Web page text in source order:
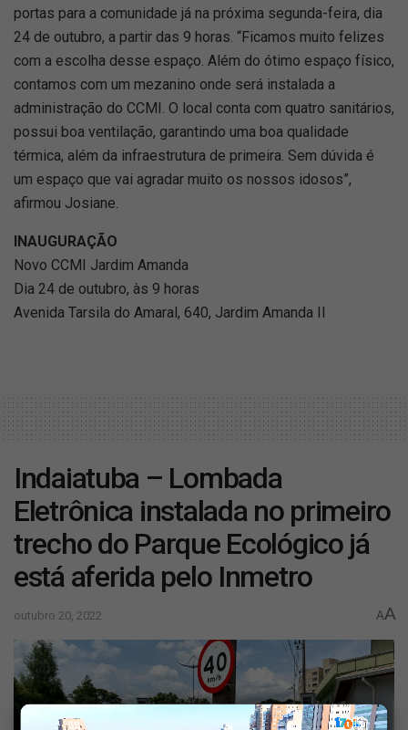
portas para a comunidade já na próxima segunda-feira, dia
24 de outubro, a partir das 9 horas. “Ficamos muito felizes
com a escolha desse espaço. Além do ótimo espaço físico,
contamos com um mezanino onde será instalada a
administração do CCMI. O local conta com quatro sanitários,
possui boa ventilação, garantindo uma boa qualidade
térmica, além da infraestrutura de primeira. Sem dúvida é
um espaço que vai agradar muito os nossos idosos”,
afirmou Josiane.
INAUGURAÇÃO
Novo CCMI Jardim Amanda
Dia 24 de outubro, às 9 horas
Avenida Tarsila do Amaral, 640, Jardim Amanda II
Indaiatuba – Lombada
Eletrônica instalada no primeiro
trecho do Parque Ecológico já
está aferida pelo Inmetro
outubro 20, 2022 AA